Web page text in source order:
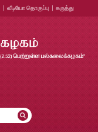
வீடியோ தொகுப்பு கருத்து